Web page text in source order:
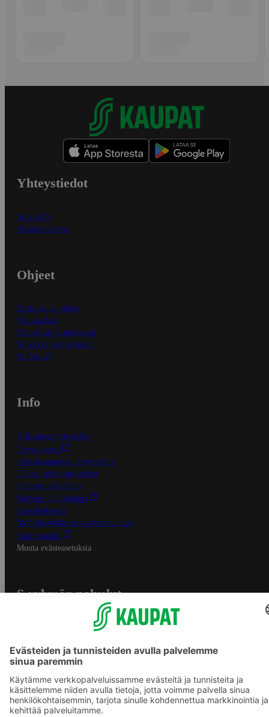
Yhteystiedot
Myymälät
Asiakaspalvelu
Ohjeet
Ensitilaajan ohjeet
Näin maksat
Näin tilaat ja muokkaat
Kaikki ohjeet ja vinkit
In English
Info
S-Business yrityksille
Oiva-raportit
Osuuskauppojen yhteystiedot
Tilaus- ja toimitusehdot
Tietosuojakäytäntö
Palvelun käyttöehdot
Saavutettavuus
Mobiilisovelluksen saavutettavuus
Mainostajalle
Muuta evästeasetuksia
S-ryhmän palvelut
Yhteishyvä Ruoka -sovellus
S-ostoslista -sovellus
Prisma.fi
Sokos.fi
S-Pankki